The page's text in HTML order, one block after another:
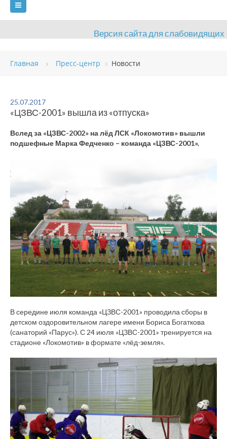
Версия сайта для слабовидящих
ГЛАВНАЯ
ВИДЫ СПОРТА
ОЦЕНКА КАЧЕСТВА ОБРАЗОВАНИЯ ВАКАНСИИ
Главная Пресс-центр Новости
25.07.2017
«ЦЗВС-2001» вышла из «отпуска»
Вслед за «ЦЗВС-2002» на лёд ЛСК «Локомотив» вышли
подшефные Марка Федченко – команда «ЦЗВС-2001».
В середине июля команда «ЦЗВС-2001» проводила сборы в
детском оздоровительном лагере имени Бориса Богаткова
(санаторий «Парус»). С 24 июля «ЦЗВС-2001» тренируется на
стадионе «Локомотив» в формате «лёд-земля».